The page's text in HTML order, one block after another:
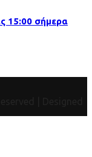
15:00 σήμερα